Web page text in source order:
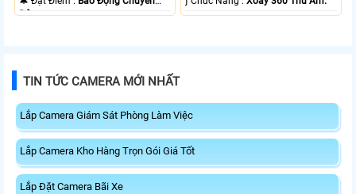
Động.
TIN TỨC CAMERA MỚI NHẤT
Lắp Camera Giám Sát Phòng Làm Việc
Lắp Camera Kho Hàng Trọn Gói Giá Tốt
Lắp Đặt Camera Bãi Xe